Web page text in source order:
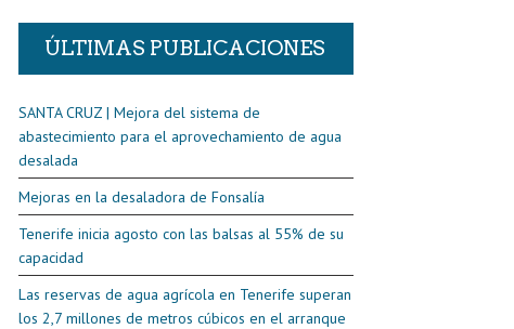
ÚLTIMAS PUBLICACIONES
SANTA CRUZ | Mejora del sistema de
abastecimiento para el aprovechamiento de agua
desalada
Mejoras en la desaladora de Fonsalía
Tenerife inicia agosto con las balsas al 55% de su
capacidad
Las reservas de agua agrícola en Tenerife superan
los 2,7 millones de metros cúbicos en el arranque